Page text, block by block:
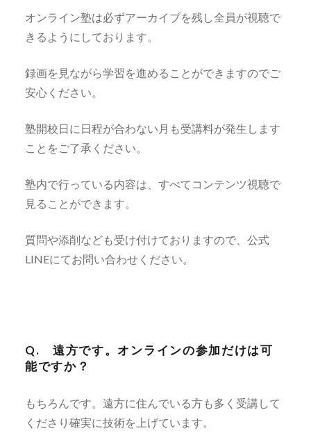
オンライン塾は必ずアーカイブを残し全員が視聴で
きるようにしております。
録画を見ながら学習を進めることができますのでご
安心ください。
塾開校日に日程が合わない月も受講料が発生します
ことをご了承ください。
塾内で行っている内容は、すべてコンテンツ視聴で
見ることができます。
質問や添削なども受け付けておりますので、公式
LINEにてお問い合わせください。
Q. 遠方です。オンラインの参加だけは可
能ですか？
もちろんです。遠方に住んでいる方も多く受講して
くださり確実に技術を上げています。